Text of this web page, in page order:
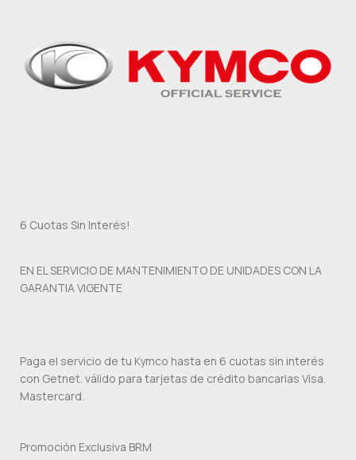
6 Cuotas Sin Interés!
EN EL SERVICIO DE MANTENIMIENTO DE UNIDADES CON LA
GARANTIA VIGENTE
Paga el servicio de tu Kymco hasta en 6 cuotas sin interés
con Getnet. válido para tarjetas de crédito bancarias Visa.
Mastercard.
Promoción Exclusiva BRM